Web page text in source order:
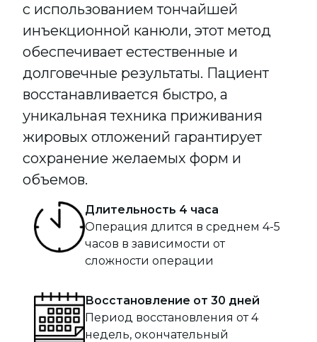
с использованием тончайшей
инъекционной канюли, этот метод
обеспечивает естественные и
долговечные результаты. Пациент
восстанавливается быстро, а
уникальная техника приживания
жировых отложений гарантирует
сохранение желаемых форм и
объемов.
Длительность 4 часа
Операция длится в среднем 4-5
часов в зависимости от
сложности операции
Восстановление от 30 дней
Период восстановления от 4
недель, окончательный